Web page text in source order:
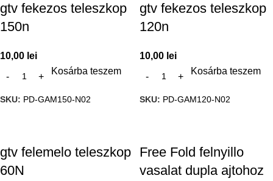
gtv fekezos teleszkop
150n
10,00 lei
Kosárba teszem
SKU: PD-GAM150-N02
gtv fekezos teleszkop
120n
10,00 lei
Kosárba teszem
SKU: PD-GAM120-N02
gtv felemelo teleszkop
60N
Free Fold felnyillo
vasalat dupla ajtohoz